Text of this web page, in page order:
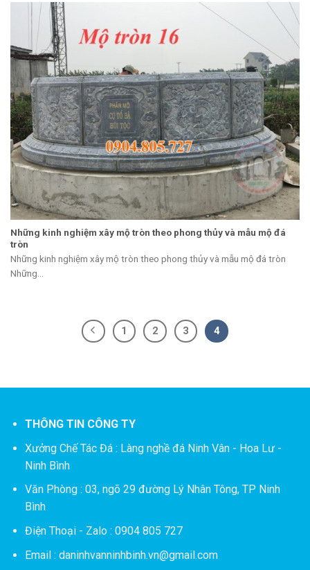
Những kinh nghiệm xây mộ tròn theo phong thủy và mẫu mộ đá
tròn
Những kinh nghiệm xây mộ tròn theo phong thủy và mẫu mộ đá tròn
Những...
1 2 3 4
THÔNG TIN CÔNG TY
Xưởng Chế Tác Đá : Làng nghề đá Ninh Vân - Hoa Lư -
Ninh Bình
Văn Phòng : 03, ngõ 29 đường Lý Nhân Tông, TP Ninh
Bình
Điện Thoại - Zalo : 0904 805 727
Email : daninhvanninhbinh.vn@gmail.com